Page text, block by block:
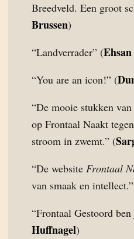
Breedveld. Een groot
Brussen)
“Landverrader” (
“You are an icon!” (
“De mooie stukken
op Frontaal Naakt
stroom in zwemt.” (
“De website Frontaal
van smaak en
“Frontaal Gestoord
Huffnagel)